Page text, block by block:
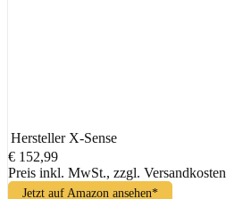
Hersteller X-Sense
€ 152,99
Preis inkl. MwSt., zzgl. Versandkosten
Jetzt auf Amazon ansehen*